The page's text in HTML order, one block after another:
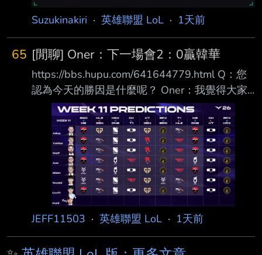
Suzukinakiri · 英雄聯盟 LoL · 1天前
65 [閒聊] Oner：下一場會2：0贏韓華
https://bbs.hupu.com/641644779.html Q：您
認為今天的勝因是什麼呢？ Oner：我覺得大家
打得都很好，特別是下路非常主動、表現得太出
色了， 下路組打得很好。 Q：在第二局的BP
中，很多人應該都沒料到T1的最後一手會選出豬
女， 請問這個選擇是基於怎樣的判斷呢？
Oner：畢竟從我們陣容來看，感覺需要一個坦克
英雄，雖然最近在當前版本中 不算特別契合的
英雄，但無論在什麼版本中它都是可以出場的英
雄， 我一直都是這麼認為的，今天覺得機會很
JEFF11503 · 英雄聯盟 LoL · 1天前